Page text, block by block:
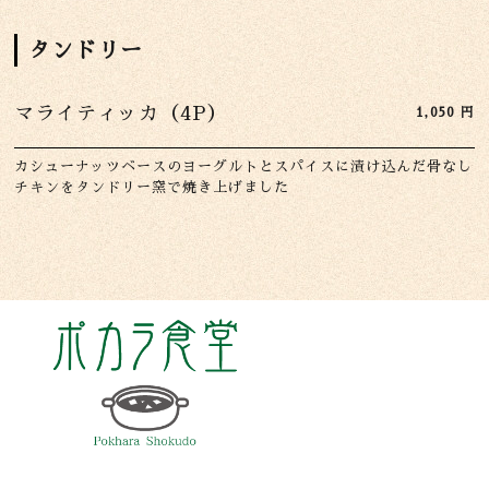
タンドリー
マライティッカ（4P） 1,050 円
カシューナッツベースのヨーグルトとスパイスに漬け込んだ骨なし
チキンをタンドリー窯で焼き上げました